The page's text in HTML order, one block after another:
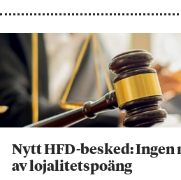
Nytt HFD-besked: Ingen
av lojalitetspoäng